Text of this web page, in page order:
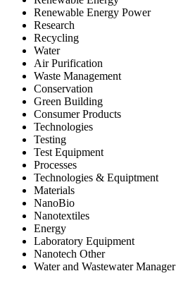
Renewable Energy Power
Research
Recycling
Water
Air Purification
Waste Management
Conservation
Green Building
Consumer Products
Technologies
Testing
Test Equipment
Processes
Technologies & Equiptment
Materials
NanoBio
Nanotextiles
Energy
Laboratory Equipment
Nanotech Other
Water and Wastewater Manager